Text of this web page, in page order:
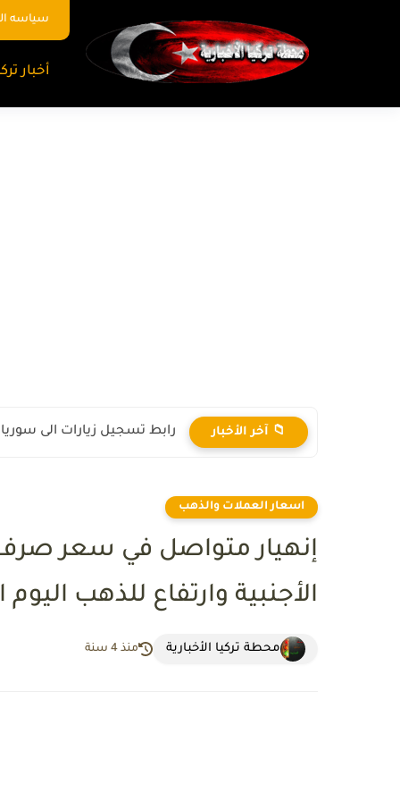
سياسه
أخبار
📁 آخر الأخبار رابط تسجيل زيارات الى سوريا
اسعار العملات والذهب
إنهيار متواصل في سعر صرف
الأجنبية وارتفاع للذهب اليوم
محطة تركيا الأخبارية منذ 4 سنة